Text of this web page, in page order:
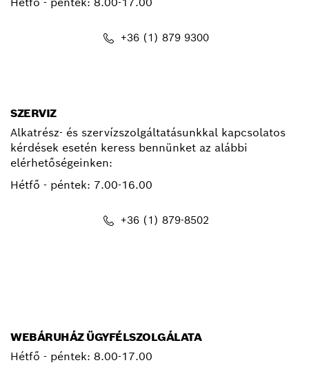
+36 (1) 879 9300
SZERVIZ
Alkatrész- és szervízszolgáltatásunkkal kapcsolatos
kérdések esetén keress bennünket az alábbi
elérhetőségeinken:
Hétfő - péntek: 7.00-16.00
+36 (1) 879-8502
WEBÁRUHÁZ ÜGYFÉLSZOLGÁLATA
Hétfő - péntek: 8.00-17.00